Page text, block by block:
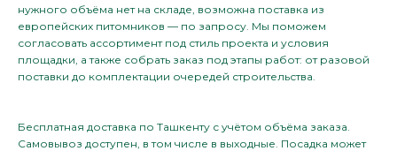
нужного объёма нет на складе, возможна поставка из
европейских питомников — по запросу. Мы поможем
согласовать ассортимент под стиль проекта и условия
площадки, а также собрать заказ под этапы работ: от разовой
поставки до комплектации очередей строительства.
Бесплатная доставка по Ташкенту с учётом объёма заказа.
Самовывоз доступен, в том числе в выходные. Посадка может